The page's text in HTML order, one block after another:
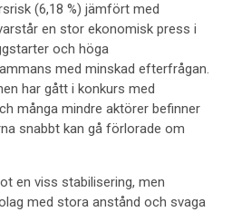
(6,18 %) jämfört med
en stor ekonomisk press i
och höga
med minskad efterfrågan.
har gått i konkurs med
många mindre aktörer befinner
snabbt kan gå förlorade om
en viss stabilisering, men
med stora anstånd och svaga